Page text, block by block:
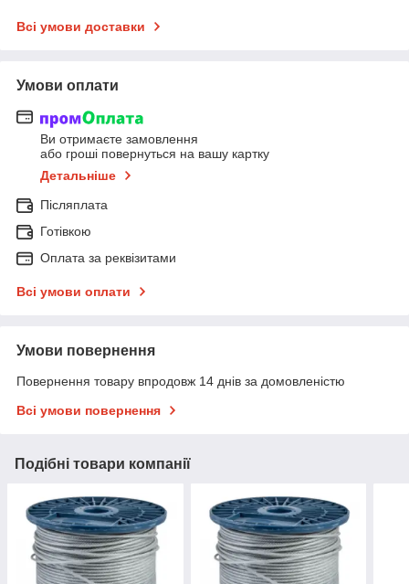
Всі умови доставки
Умови оплати
Ви отримаєте замовлення
або гроші повернуться на вашу картку
Детальніше
Післяплата
Готівкою
Оплата за реквізитами
Всі умови оплати
Умови повернення
Повернення товару впродовж 14 днів за домовленістю
Всі умови повернення
Подібні товари компанії